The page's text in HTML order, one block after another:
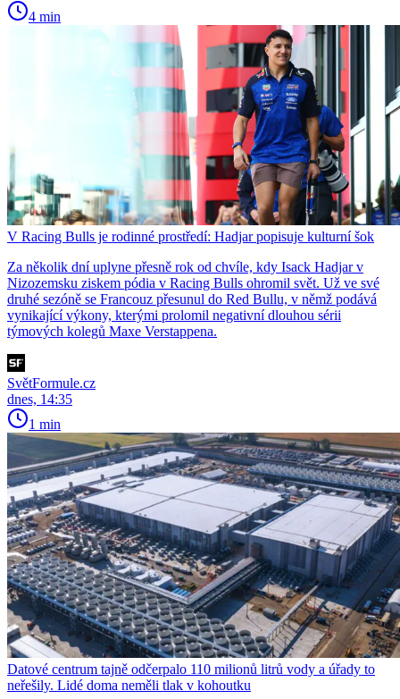
4 min
V Racing Bulls je rodinné prostředí: Hadjar popisuje kulturní šok
Za několik dní uplyne přesně rok od chvíle, kdy Isack Hadjar v
Nizozemsku ziskem pódia v Racing Bulls ohromil svět. Už ve své
druhé sezóně se Francouz přesunul do Red Bullu, v němž podává
vynikající výkony, kterými prolomil negativní dlouhou sérii
týmových kolegů Maxe Verstappena.
SvětFormule.cz
dnes, 14:35
1 min
Datové centrum tajně odčerpalo 110 milionů litrů vody a úřady to
neřešily. Lidé doma neměli tlak v kohoutku